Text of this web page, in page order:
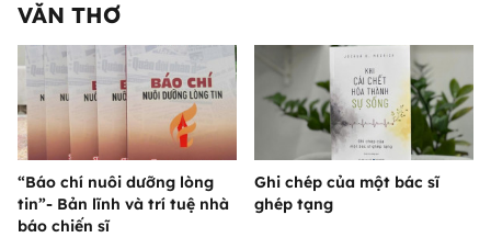
VĂN THƠ
“Báo chí nuôi dưỡng lòng
tin”- Bản lĩnh và trí tuệ nhà
báo chiến sĩ
Ghi chép của một bác sĩ
ghép tạng